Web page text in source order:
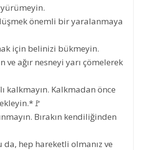
önemli bir yaralanmaya
için belinizi bükmeyin.
ve ağır nesneyi yarı çömelerek
kalkmayın. Kalkmadan önce
Bırakın kendiliğinden
hep hareketli olmanız ve